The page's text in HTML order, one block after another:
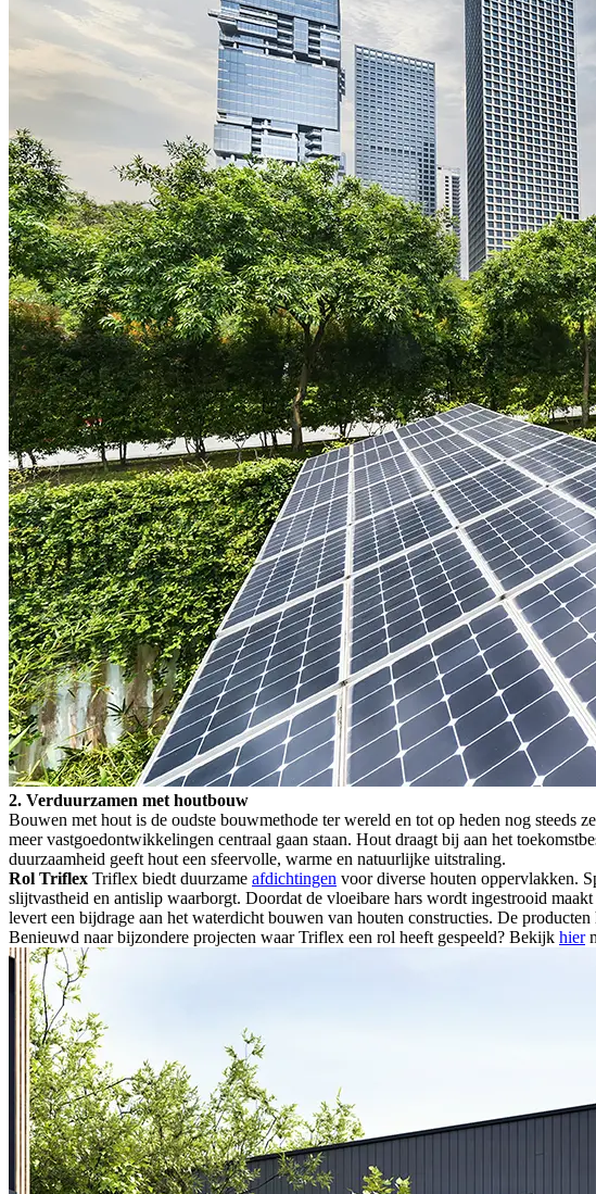
2. Verduurzamen met houtbouw
Bouwen met hout is de oudste bouwmethode ter wereld en tot op heden nog steeds
meer vastgoedontwikkelingen centraal gaan staan. Hout draagt bij aan het
duurzaamheid geeft hout een sfeervolle, warme en natuurlijke uitstraling.
Rol Triflex Triflex biedt duurzame afdichtingen voor diverse houten oppervlakken.
slijtvastheid en antislip waarborgt. Doordat de vloeibare hars wordt ingestrooid
levert een bijdrage aan het waterdicht bouwen van houten constructies. De
Benieuwd naar bijzondere projecten waar Triflex een rol heeft gespeeld? Bekijk hier